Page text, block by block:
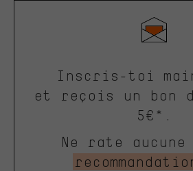
Inscris-toi
et reçois un bon
5€*.
Ne rate aucune